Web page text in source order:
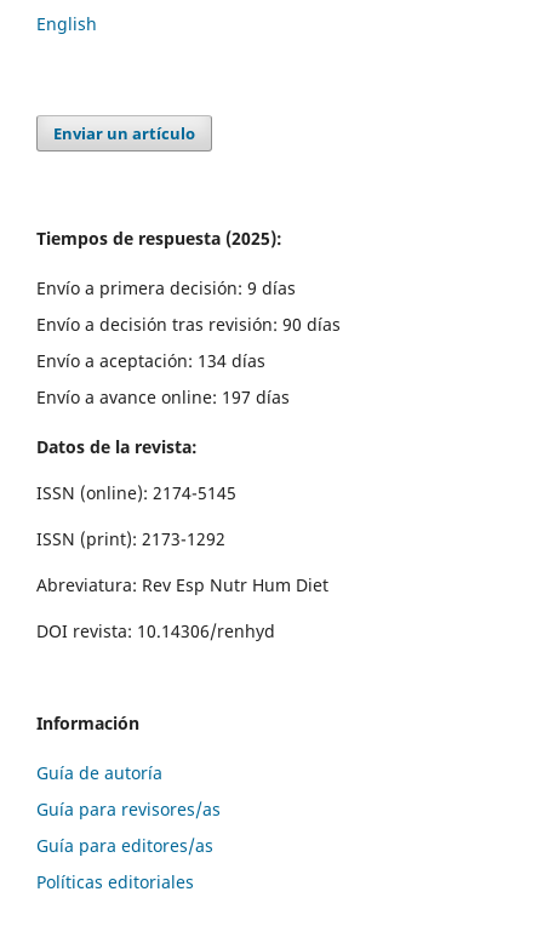
English
Enviar un artículo
Tiempos de respuesta (2025):
Envío a primera decisión: 9 días
Envío a decisión tras revisión: 90 días
Envío a aceptación: 134 días
Envío a avance online: 197 días
Datos de la revista:
ISSN (online): 2174-5145
ISSN (print): 2173-1292
Abreviatura: Rev Esp Nutr Hum Diet
DOI revista: 10.14306/renhyd
Información
Guía de autoría
Guía para revisores/as
Guía para editores/as
Políticas editoriales